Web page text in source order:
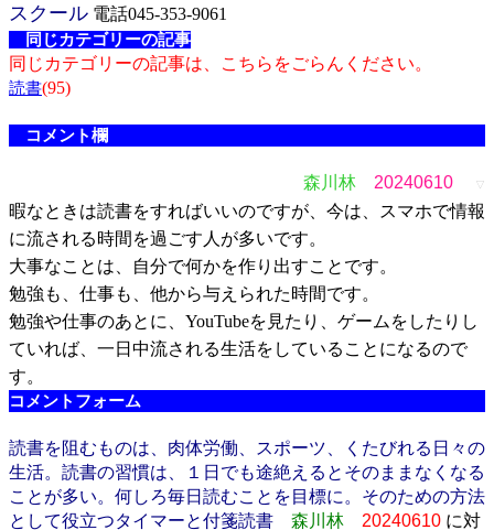
スクール 電話045-353-9061
同じカテゴリーの記事
同じカテゴリーの記事は、こちらをごらんください。
読書(95)
コメント欄
森川林 20240610 ▽
暇なときは読書をすればいいのですが、今は、スマホで情報
に流される時間を過ごす人が多いです。
大事なことは、自分で何かを作り出すことです。
勉強も、仕事も、他から与えられた時間です。
勉強や仕事のあとに、YouTubeを見たり、ゲームをしたりし
ていれば、一日中流される生活をしていることになるので
す。
コメントフォーム
読書を阻むものは、肉体労働、スポーツ、くたびれる日々の
生活。読書の習慣は、１日でも途絶えるとそのままなくなる
ことが多い。何しろ毎日読むことを目標に。そのための方法
として役立つタイマーと付箋読書
森川林 20240610 に対